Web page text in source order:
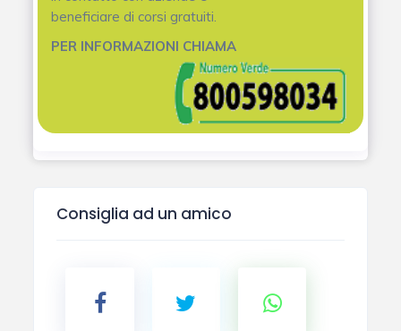
beneficiare di corsi gratuiti.
PER INFORMAZIONI CHIAMA
Consiglia ad un amico